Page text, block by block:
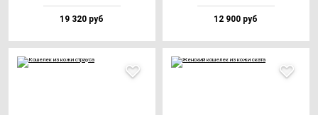
19 320 руб 12 900 руб